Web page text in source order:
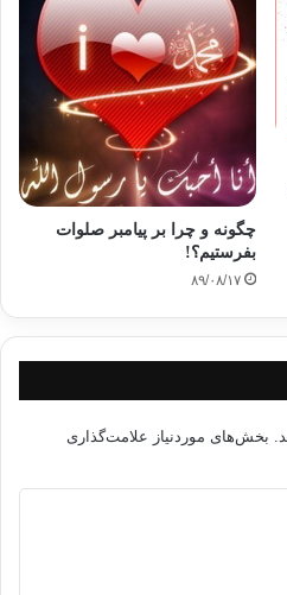
بنگلادش و کشتن انسان‌های
با همکاری متحدان سکولار
به دنبال سرکوب موج نوین اسلام
که خواب‌های استعماری‌شان را
میان امت اسلامی در کنار
در واکنش به دشمنی‌های
و مسلمین خواهد.
کپی آدرس
چگونه و چرا بر پيامبر صلوات
بفرستيم؟!
۸۹/۰۸/۱۷
بخش‌های موردنیاز علامت‌گذاری